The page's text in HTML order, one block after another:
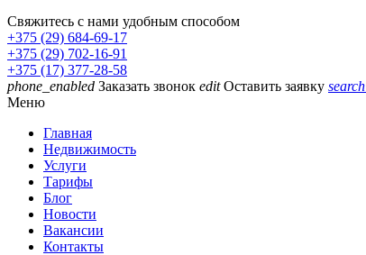
Свяжитесь с нами удобным способом
+375 (29) 684-69-17
+375 (29) 702-16-91
+375 (17) 377-28-58
phone_enabled Заказать звонок edit Оставить заявку search
Меню
Главная
Недвижимость
Услуги
Тарифы
Блог
Новости
Вакансии
Контакты